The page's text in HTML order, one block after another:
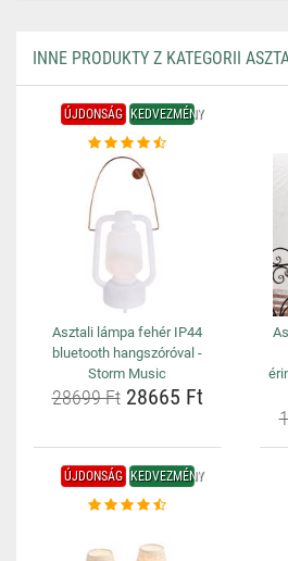
INNE PRODUKTY Z KATEGORII
ÚJDONSÁG KEDVEZMÉNY
Asztali lámpa fehér IP44
bluetooth hangszóróval -
Storm Music
28699 Ft28665 Ft
ÚJDONSÁG KEDVEZMÉNY